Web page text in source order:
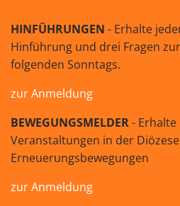
HINFÜHRUNGEN - Erhalte
Hinführung und drei Fragen
folgenden Sonntags.
zur Anmeldung
BEWEGUNGSMELDER-
Veranstaltungen in der
Erneuerungsbewegungen
zur Anmeldung